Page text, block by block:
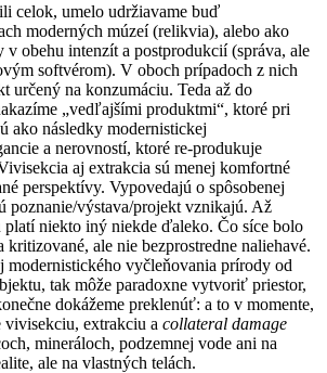
celok, umelo udržiavame buď
moderných múzeí (relikvia), alebo ako
v obehu intenzít a postprodukcií (správa, ale
softvérom). V oboch prípadoch z nich
určený na konzumáciu. Teda až do
„vedľajšími produktmi“, ktoré pri
ako následky modernistickej
a nerovností, ktoré re-produkuje
aj extrakcia sú menej komfortné
perspektívy. Vypovedajú o spôsobenej
poznanie/výstava/projekt vznikajú. Až
platí niekto iný niekde ďaleko. Čo síce bolo
ale nie bezprostredne naliehavé.
modernistického vyčleňovania prírody od
tak môže paradoxne vytvoriť priestor,
dokážeme preklenúť: a to v momente,
extrakciu a collateral damage
mineráloch, podzemnej vode ani na
ale na vlastných telách.